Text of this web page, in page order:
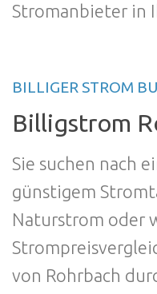
Stromanbieter in
BILLIGER STROM
Billigstrom
Sie suchen nach
günstigem
Naturstrom oder
von Rohrbach